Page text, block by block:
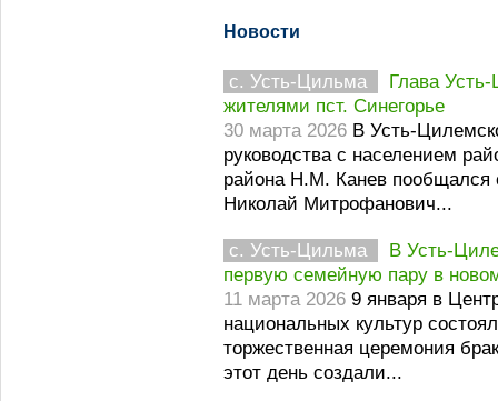
Новости
с. Усть-Цильма
Глава
жителями пст. Синегорье
30 марта 2026 В Усть-
руководства с населением
района Н.М. Канев пообщался
Николай Митрофанович...
с. Усть-Цильма
В Усть-
первую семейную пару в
11 марта 2026 9 января в
национальных культур
торжественная церемония
этот день создали...